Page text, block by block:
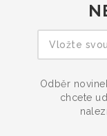
Odběr
chcete